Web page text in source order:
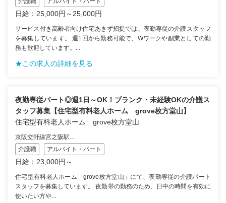
日給：25,000円～25,000円
サービス付き高齢者向け住宅あきず招提では、夜勤専従の介護スタッフ
を募集しています。 週1回から勤務可能で、Wワークや副業としての勤
務も歓迎しています。...
★この求人の詳細を見る
夜勤専従パート◎週1日～OK！ブランク・未経験OKの介護ス
タッフ募集【住宅型有料老人ホーム grove枚方堂山】
住宅型有料老人ホーム grove枚方堂山
京阪交野線宮之阪駅...
介護職
アルバイト・パート
日給：23,000円～
住宅型有料老人ホーム「grove枚方堂山」にて、夜勤専従の介護パート
スタッフを募集しています。 夜勤帯の勤務のため、日中の時間を有効に
使いたい方や...